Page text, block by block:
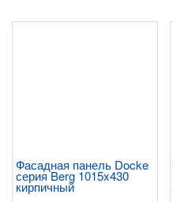
Фасадная панель Docke
серия Berg 1015x430
кирпичный